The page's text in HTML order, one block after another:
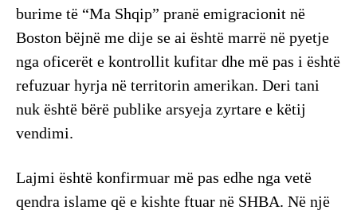
burime të “Ma Shqip” pranë emigracionit në
Boston bëjnë me dije se ai është marrë në pyetje
nga oficerët e kontrollit kufitar dhe më pas i është
refuzuar hyrja në territorin amerikan. Deri tani
nuk është bërë publike arsyeja zyrtare e këtij
vendimi.
Lajmi është konfirmuar më pas edhe nga vetë
qendra islame që e kishte ftuar në SHBA. Në një